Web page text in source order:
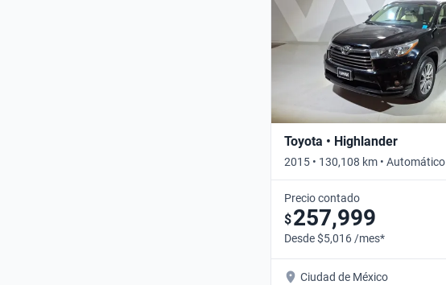
Toyota • Highlander
2015 • 130,108 km • Automático
Precio contado
$257,999
Desde $5,016 /mes*
Ciudad de México